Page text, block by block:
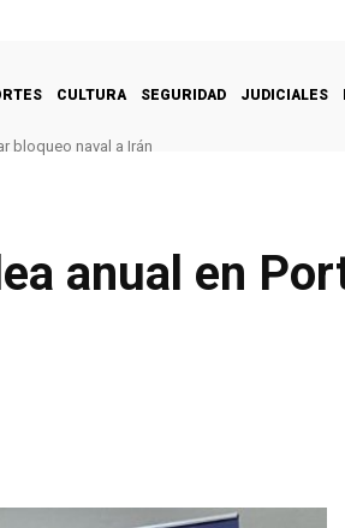
CULTURA SEGURIDAD JUDICIALES
bloqueo naval a Irán
anual en